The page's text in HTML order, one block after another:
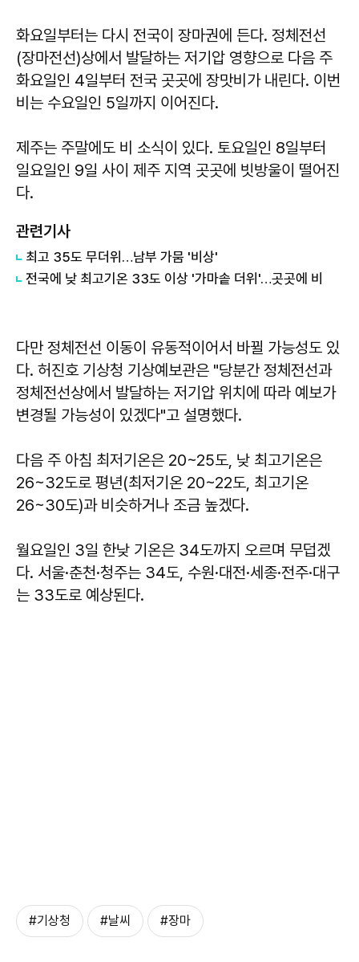
화요일부터는 다시 전국이 장마권에 든다. 정체전선
(장마전선)상에서 발달하는 저기압 영향으로 다음 주
화요일인 4일부터 전국 곳곳에 장맛비가 내린다. 이번
비는 수요일인 5일까지 이어진다.
제주는 주말에도 비 소식이 있다. 토요일인 8일부터
일요일인 9일 사이 제주 지역 곳곳에 빗방울이 떨어진
다.
관련기사
최고 35도 무더위…남부 가뭄 '비상'
전국에 낮 최고기온 33도 이상 '가마솥 더위'…곳곳에 비
다만 정체전선 이동이 유동적이어서 바뀔 가능성도 있
다. 허진호 기상청 기상예보관은 "당분간 정체전선과
정체전선상에서 발달하는 저기압 위치에 따라 예보가
변경될 가능성이 있겠다"고 설명했다.
다음 주 아침 최저기온은 20~25도, 낮 최고기온은
26~32도로 평년(최저기온 20~22도, 최고기온
26~30도)과 비슷하거나 조금 높겠다.
월요일인 3일 한낮 기온은 34도까지 오르며 무덥겠
다. 서울·춘천·청주는 34도, 수원·대전·세종·전주·대구
는 33도로 예상된다.
#기상청 #날씨 #장마